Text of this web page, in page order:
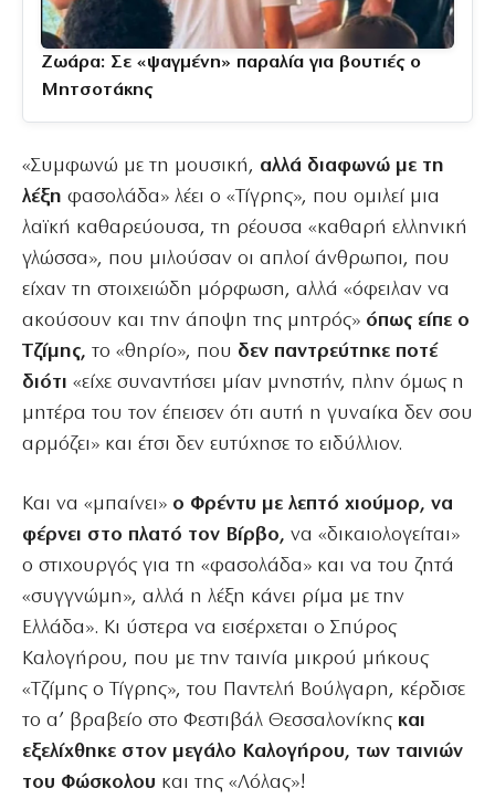
Ζωάρα: Σε «ψαγμένη» παραλία για βουτιές ο
Μητσοτάκης
«Συμφωνώ με τη μουσική, αλλά διαφωνώ με τη
λέξη φασολάδα» λέει ο «Τίγρης», που ομιλεί μια
λαϊκή καθαρεύουσα, τη ρέουσα «καθαρή ελληνική
γλώσσα», που μιλούσαν οι απλοί άνθρωποι, που
είχαν τη στοιχειώδη μόρφωση, αλλά «όφειλαν να
ακούσουν και την άποψη της μητρός» όπως είπε ο
Τζίμης, το «θηρίο», που δεν παντρεύτηκε ποτέ
διότι «είχε συναντήσει μίαν μνηστήν, πλην όμως η
μητέρα του τον έπεισεν ότι αυτή η γυναίκα δεν σου
αρμόζει» και έτσι δεν ευτύχησε το ειδύλλιον.
Και να «μπαίνει» ο Φρέντυ με λεπτό χιούμορ, να
φέρνει στο πλατό τον Βίρβο, να «δικαιολογείται»
ο στιχουργός για τη «φασολάδα» και να του ζητά
«συγγνώμη», αλλά η λέξη κάνει ρίμα με την
Ελλάδα». Κι ύστερα να εισέρχεται ο Σπύρος
Καλογήρου, που με την ταινία μικρού μήκους
«Τζίμης ο Τίγρης», του Παντελή Βούλγαρη, κέρδισε
το α’ βραβείο στο Φεστιβάλ Θεσσαλονίκης και
εξελίχθηκε στον μεγάλο Καλογήρου, των ταινιών
του Φώσκολου και της «Λόλας»!